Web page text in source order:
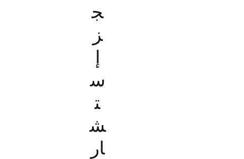
ج
ز
إ
س
ت
ش
ار